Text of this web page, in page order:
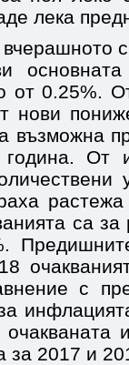
лека
от 0.25%.
нови
възможна
От
са
с
за 2017 и